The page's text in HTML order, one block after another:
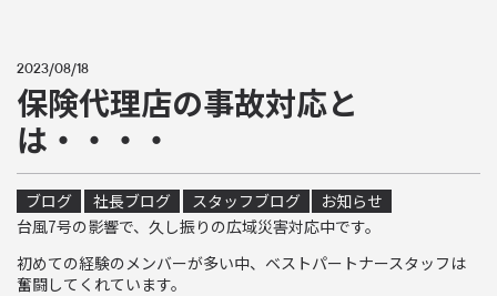
2023/08/18
保険代理店の事故対応と
は・・・・
ブログ 社長ブログ スタッフブログ
お知らせ
台風7号の影響で、久し振りの広域災害対応中です。
初めての経験のメンバーが多い中、ベストパートナースタッフは
奮闘してくれています。